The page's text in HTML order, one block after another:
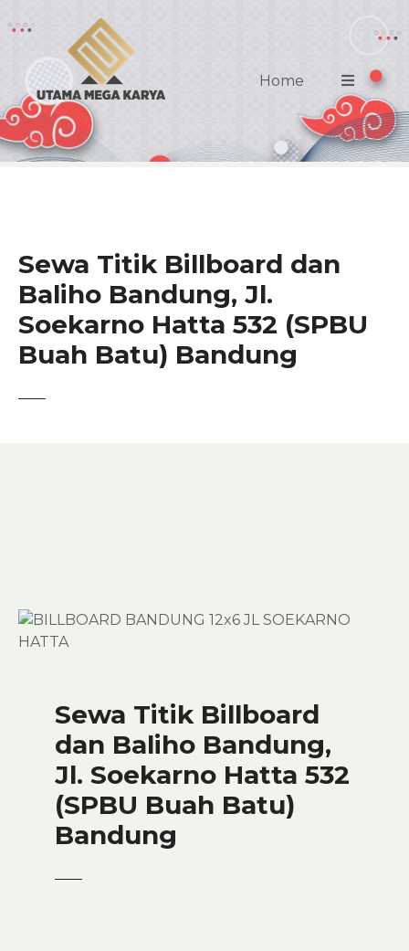
k
o
c
o
Home
Sewa Titik Billboard dan
Baliho Bandung, Jl.
Soekarno Hatta 532 (SPBU
Buah Batu) Bandung
Sewa Titik Billboard
dan Baliho Bandung,
Jl. Soekarno Hatta 532
(SPBU Buah Batu)
Bandung